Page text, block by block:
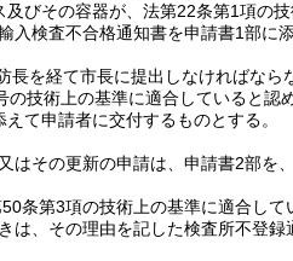
びその容器が、法第22条第1項の
検査不合格通知書を申請書1部に
を経て市長に提出しなければなら
技術上の基準に適合していると認
て申請者に交付するものとする。
その更新の申請は、申請書2部を
条第3項の技術上の基準に適合して
、その理由を記した検査所不登